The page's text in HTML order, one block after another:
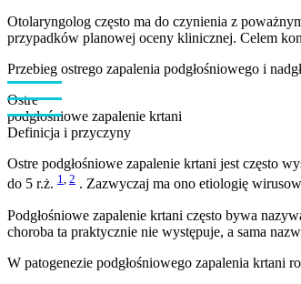
Otolaryngolog często ma do czynienia z
przypadków planowej oceny klinicznej. Celem
Przebieg ostrego zapalenia podgłośniowego i
Ostre
podgłośniowe zapalenie krtani
Definicja i przyczyny
Ostre podgłośniowe zapalenie krtani jest często
do 5 r.ż. 1, 2 . Zazwyczaj ma ono etiologię
Podgłośniowe zapalenie krtani często bywa
choroba ta praktycznie nie występuje, a sama
W patogenezie podgłośniowego zapalenia